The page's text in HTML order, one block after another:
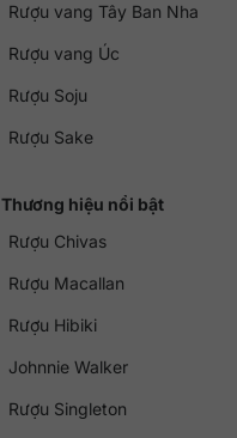
Rượu vang Tây Ban Nha
Rượu vang Úc
Rượu Soju
Rượu Sake
Thương hiệu nổi bật
Rượu Chivas
Rượu Macallan
Rượu Hibiki
Johnnie Walker
Rượu Singleton